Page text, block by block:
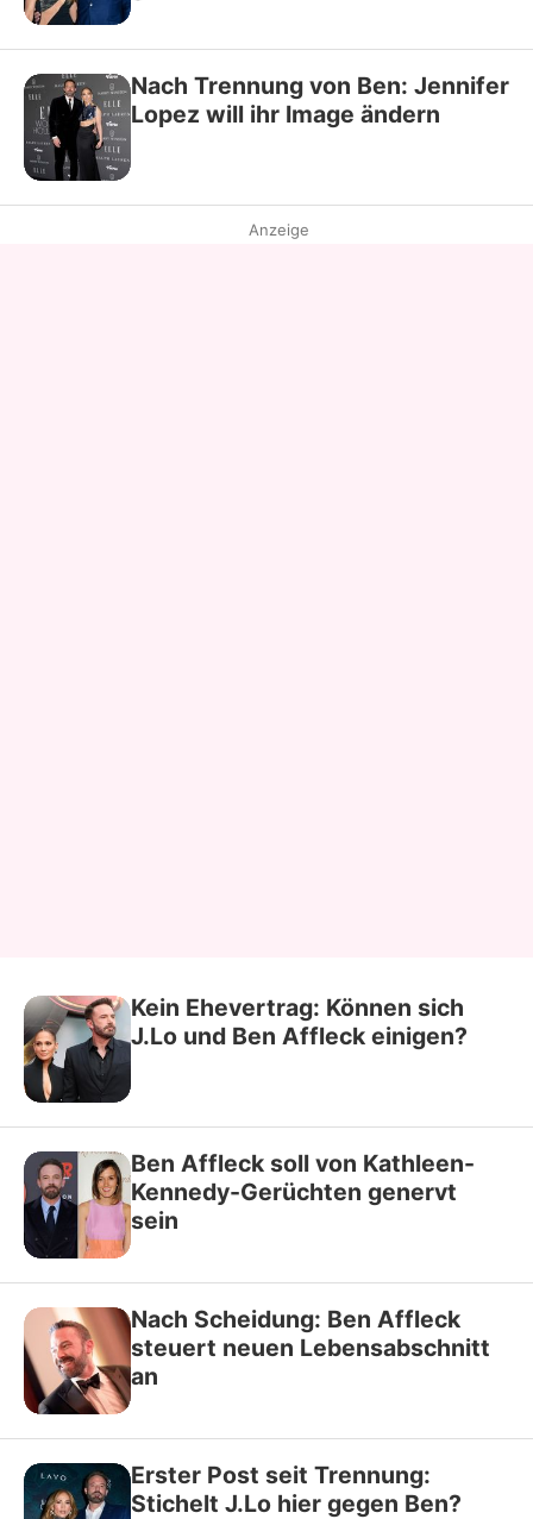
Nach Trennung von Ben: Jennifer
Lopez will ihr Image ändern
Anzeige
Kein Ehevertrag: Können sich
J.Lo und Ben Affleck einigen?
Ben Affleck soll von Kathleen-
Kennedy-Gerüchten genervt
sein
Nach Scheidung: Ben Affleck
steuert neuen Lebensabschnitt
an
Erster Post seit Trennung:
Stichelt J.Lo hier gegen Ben?